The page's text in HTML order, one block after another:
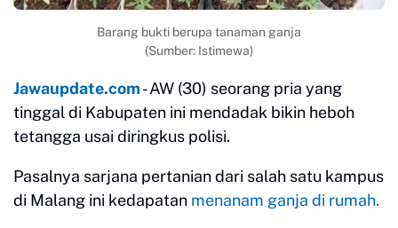
Barang bukti berupa tanaman ganja
(Sumber: Istimewa)
Jawaupdate.com- AW (30) seorang pria yang
tinggal di Kabupaten ini mendadak bikin heboh
tetangga usai diringkus polisi.
Pasalnya sarjana pertanian dari salah satu kampus
di Malang ini kedapatan menanam ganja di rumah.